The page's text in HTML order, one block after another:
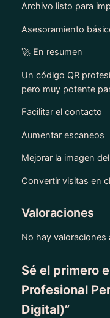
Archivo listo para
Asesoramiento
🚀 En resumen
Un código QR
pero muy potente
Facilitar el contacto
Aumentar escaneos
Mejorar la imagen
Convertir visitas en
Valoraciones
No hay valoraciones
Sé el primero
Profesional
Digital)”